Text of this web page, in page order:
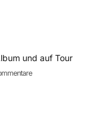
und auf Tour